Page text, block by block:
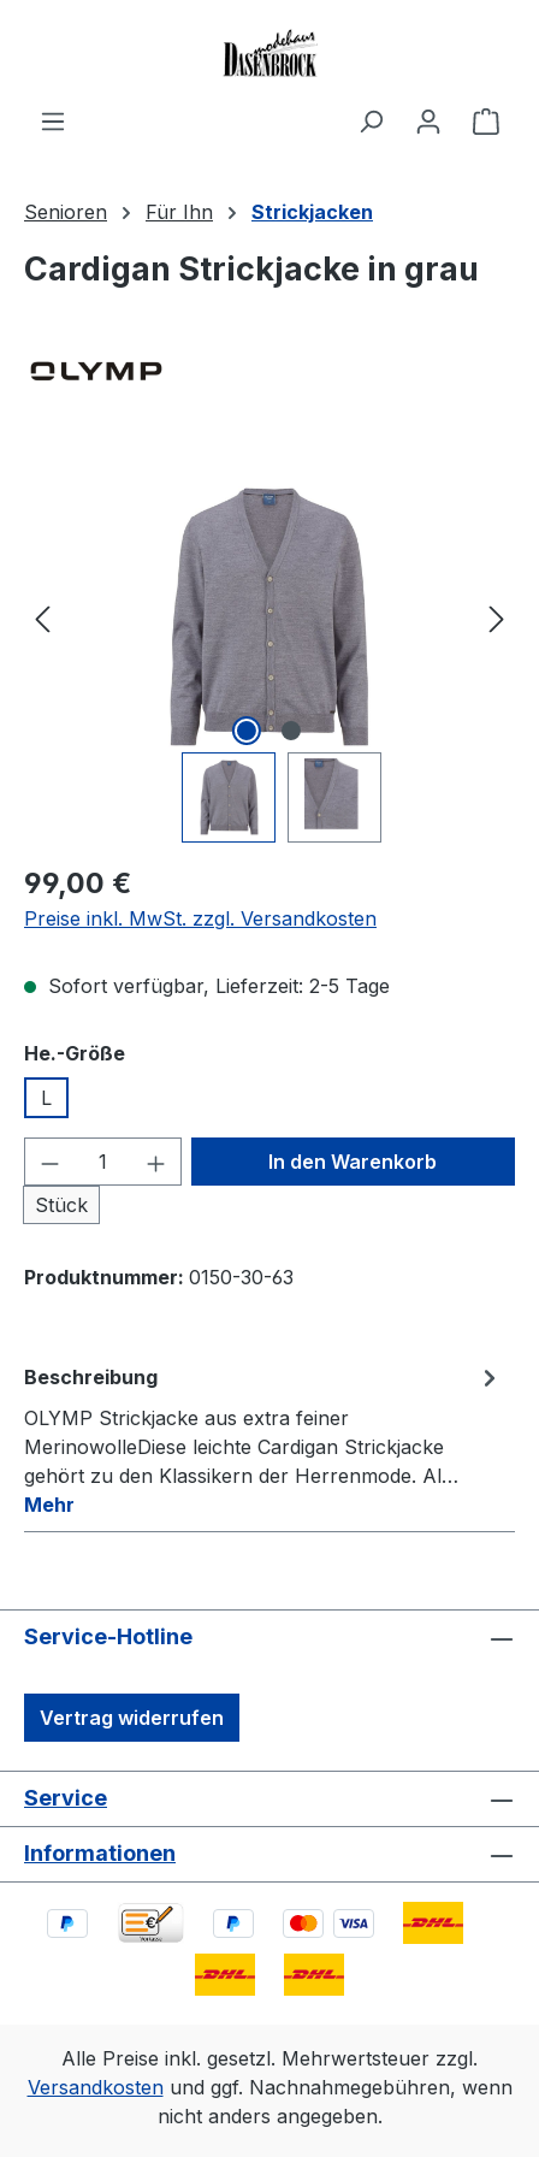
Senioren Für Ihn Strickjacken
Cardigan Strickjacke in grau
Bildergalerie überspringen
Regulärer Preis:
99,00 €
Preise inkl. MwSt. zzgl. Versandkosten
Sofort verfügbar, Lieferzeit: 2-5 Tage
He.-Größeauswählen
L
Produkt Anzahl: Gib den
Stück
In den Warenkorb
Produktnummer: 0150-30-63
Beschreibung
OLYMP Strickjacke aus extra feiner
MerinowolleDiese leichte Cardigan Strickjacke
gehört zu den Klassikern der Herrenmode. Al…
Mehr
Service-Hotline
Vertrag widerrufen
Service
Informationen
Alle Preise inkl. gesetzl. Mehrwertsteuer zzgl.
Versandkostenund ggf. Nachnahmegebühren, wenn
nicht anders angegeben.